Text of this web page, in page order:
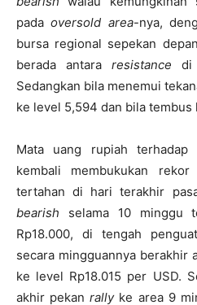
padaoversold area-nya,
bursa regional sepekan
berada antararesistance di
Sedangkan bila menemui
ke level 5,594 dan bila tembus
Mata uang rupiah
kembali membukukan
tertahan di hari terakhir
bearish selama 10 minggu
Rp18.000, di tengah
secara mingguannya berakhir
ke level Rp18.015 per USD.
akhir pekanrallyke area 9